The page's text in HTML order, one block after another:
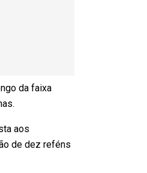
da faixa
aos
de dez reféns